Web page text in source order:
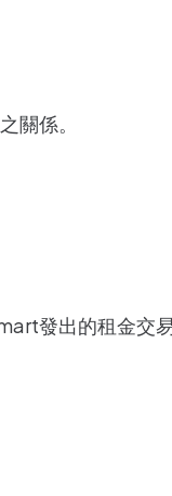
關係。
發出的租金交